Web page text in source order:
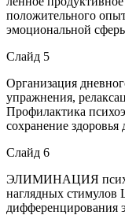
положительного
эмоциональной
Слайд 5
Организация
упражнения,
Профилактика
сохранение здоровья
Слайд 6
ЭЛИМИНАЦИЯ
наглядных
дифференцирования